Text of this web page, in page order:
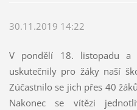
30.11.2019 14:22
V pondělí 18. listopadu
uskutečnily pro žáky naší
Zúčastnilo se jich přes 40
Nakonec se vítězi